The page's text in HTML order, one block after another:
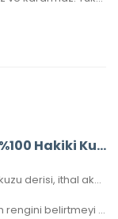
Saint Laurent (YSL) LouLou Large %100 Hakiki Kuzu Derisi
Saint Laurent (YSL) LouLou Large %100 hakiki kuzu derisi, ithal aksesuar. Seri numaralı, kutulu, toz torbalı ve sertifikalıdır.
Not: Sipariş notunuzda almak istediğiniz ürün rengini belirtmeyi unutmayınız!